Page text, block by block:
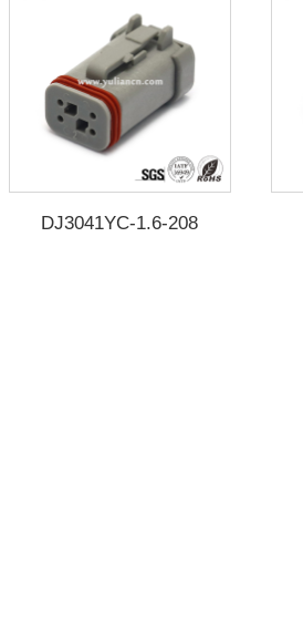
DJ3041YC-1.6-208